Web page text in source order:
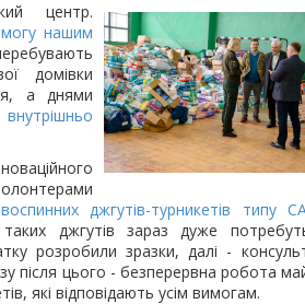
центр.
нашим
домівки
а днями
джгутів-турникетів типу
джгутів зараз дуже
розробили зразки, далі -
після цього - безперервна робота
які відповідають усім вимогам.